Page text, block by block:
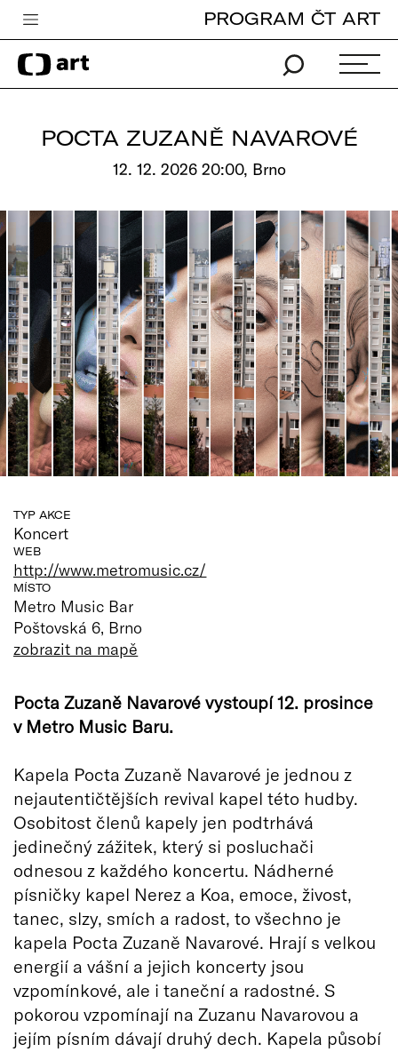
Česká televize
Zpravodajství
Pro děti
edu
Vše o ČT
PROGRAM ČT ART
POCTA ZUZANĚ NAVAROVÉ
12. 12. 2026 20:00, Brno
TYP AKCE
Koncert
WEB
http://www.metromusic.cz/
MÍSTO
Metro Music Bar
Poštovská 6, Brno
zobrazit na mapě
Pocta Zuzaně Navarové vystoupí 12. prosince
v Metro Music Baru.
Kapela Pocta Zuzaně Navarové je jednou z
nejautentičtějších revival kapel této hudby.
Osobitost členů kapely jen podtrhává
jedinečný zážitek, který si posluchači
odnesou z každého koncertu. Nádherné
písničky kapel Nerez a Koa, emoce, živost,
tanec, slzy, smích a radost, to všechno je
kapela Pocta Zuzaně Navarové. Hrají s velkou
energií a vášní a jejich koncerty jsou
vzpomínkové, ale i taneční a radostné. S
pokorou vzpomínají na Zuzanu Navarovou a
jejím písním dávají druhý dech. Kapela působí